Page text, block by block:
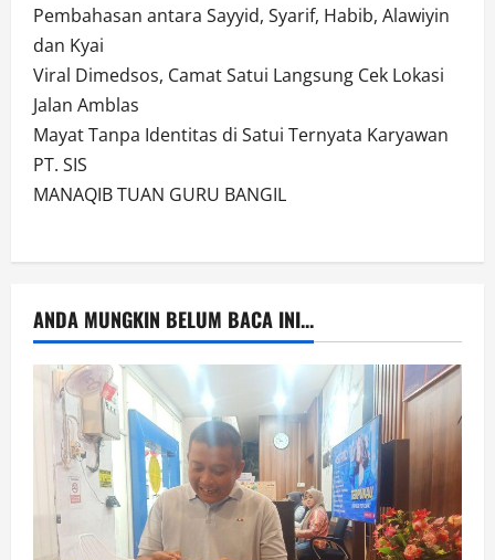
Pembahasan antara Sayyid, Syarif, Habib, Alawiyin
dan Kyai
Viral Dimedsos, Camat Satui Langsung Cek Lokasi
Jalan Amblas
Mayat Tanpa Identitas di Satui Ternyata Karyawan
PT. SIS
MANAQIB TUAN GURU BANGIL
ANDA MUNGKIN BELUM BACA INI...